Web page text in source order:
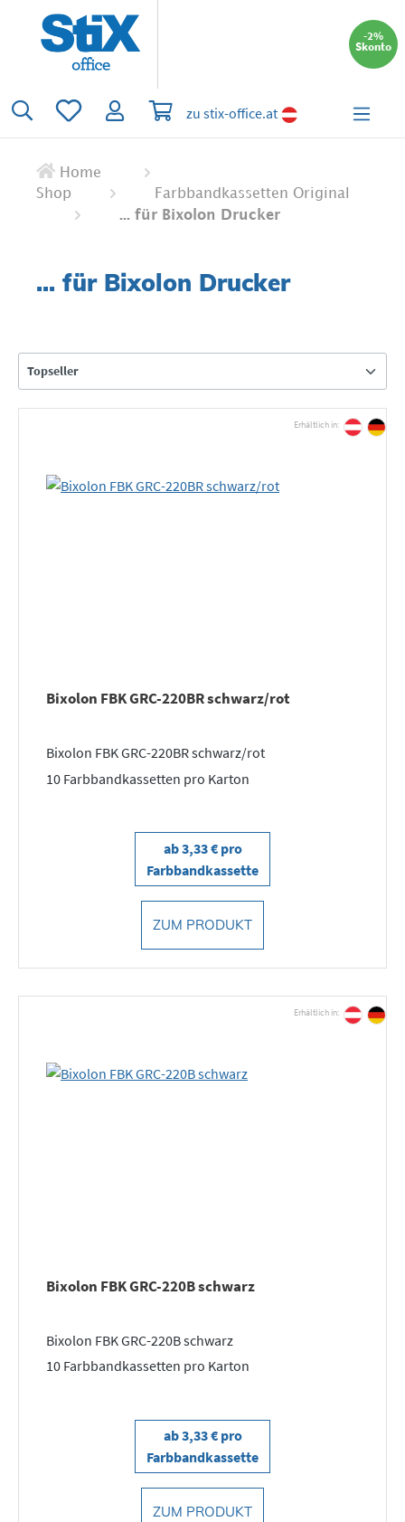
springen
-2%
Skonto
Du hast 0 Produkte auf dem Merkzettel
Warenkorb enthält 0 Positionen. Der
zu stix-office.at
Home
Shop
Farbbandkassetten Original
... für Bixolon Drucker
... für Bixolon Drucker
Erhältlich in:
Bixolon FBK GRC-220BR schwarz/rot
Bixolon FBK GRC-220BR schwarz/rot
10 Farbbandkassetten pro Karton
ab 3,33 € pro
Farbbandkassette
ZUM PRODUKT
Erhältlich in:
Bixolon FBK GRC-220B schwarz
Bixolon FBK GRC-220B schwarz
10 Farbbandkassetten pro Karton
ab 3,33 € pro
Farbbandkassette
ZUM PRODUKT